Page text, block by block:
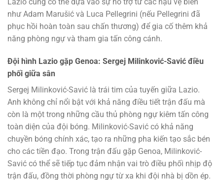
Lazio cũng có thể dựa vào sự hỗ trợ từ các hậu vệ biên
như Adam Marušić và Luca Pellegrini (nếu Pellegrini đã
phục hồi hoàn toàn sau chấn thương) để gia cố thêm khả
năng phòng ngự và tham gia tấn công cánh.
Đội hình Lazio gặp Genoa: Sergej Milinković-Savić điều
phối giữa sân
Sergej Milinković-Savić là trái tim của tuyến giữa Lazio.
Anh không chỉ nổi bật với khả năng điều tiết trận đấu mà
còn là một trong những cầu thủ phòng ngự kiêm tấn công
toàn diện của đội bóng. Milinković-Savić có khả năng
chuyền bóng chính xác, tạo ra những pha kiến tạo sắc bén
cho các tiền đạo. Trong trận đấu gặp Genoa, Milinković-
Savić có thể sẽ tiếp tục đảm nhận vai trò điều phối nhịp độ
trận đấu, đồng thời phòng ngự từ xa khi đội nhà bị dồn ép.